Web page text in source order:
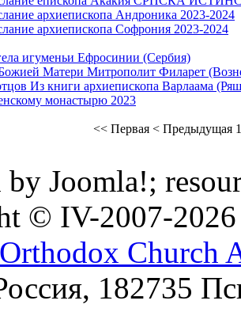
архиепископа Андроника 2023-2024
архиепископа Софрония 2023-2024
игуменьи Ефросинии (Сербия)
Матери Митрополит Филарет
Из книги архиепископа Варлаама
монастырю 2023
<< Первая < Предыдущая 1
by Joomla!;
© IV-2007-2026
Church
182735